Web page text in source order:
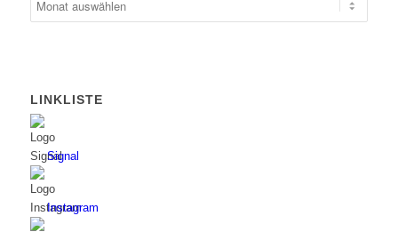
LINKLISTE
Signal
Instagram